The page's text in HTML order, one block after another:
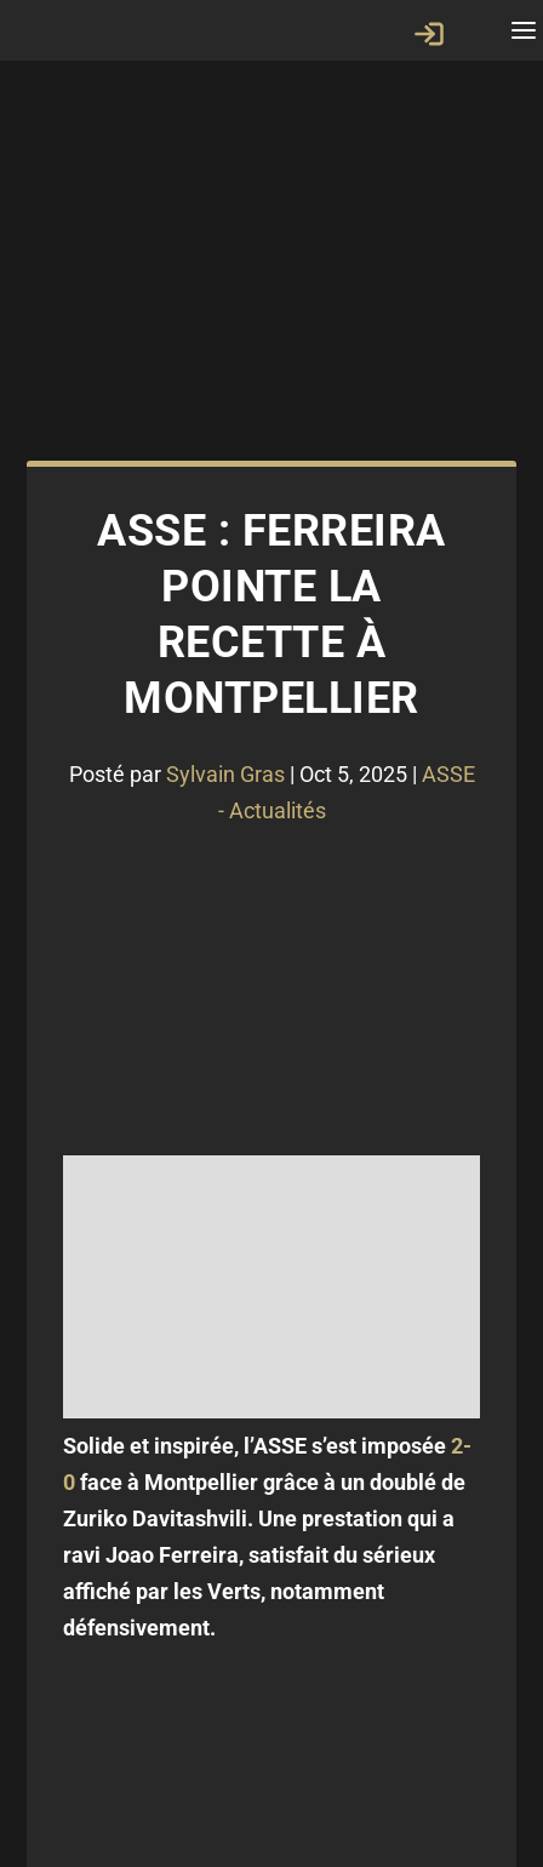
ASSE : FERREIRA
POINTE LA
RECETTE À
MONTPELLIER
Posté parSylvain Gras| Oct 5, 2025| ASSE
- Actualités
Solide et inspirée, l’ASSE s’est imposée2-
0face à Montpellier grâce à un doublé de
Zuriko Davitashvili. Une prestation qui a
ravi Joao Ferreira, satisfait du sérieux
affiché par les Verts, notamment
défensivement.